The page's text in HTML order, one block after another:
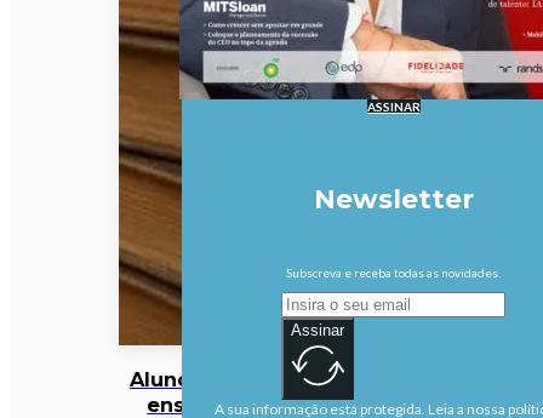
Alunos do
ensino
ASSINAR
Newsletter
Subscreva e receba todas as novidades.
Assinar
A sua informação está protegida. Leia a nossa